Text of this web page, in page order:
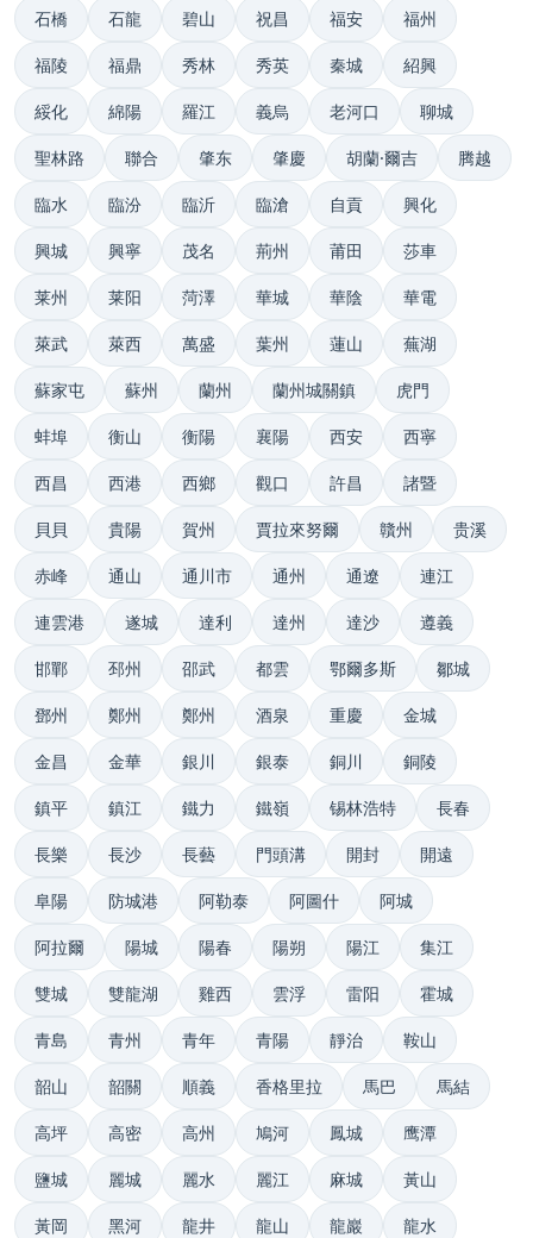
石橋 石龍 碧山 祝昌 福安 福州
福陵 福鼎 秀林 秀英 秦城 紹興
綏化 綿陽 羅江 義烏 老河口 聊城
聖林路 聯合 肇东 肇慶 胡蘭·爾吉 腾越
臨水 臨汾 臨沂 臨滄 自貢 興化
興城 興寧 茂名 荊州 莆田 莎車
莱州 莱阳 菏澤 華城 華陰 華電
萊武 萊西 萬盛 葉州 蓮山 蕪湖
蘇家屯 蘇州 蘭州 蘭州城關鎮 虎門
蚌埠 衡山 衡陽 襄陽 西安 西寧
西昌 西港 西鄉 觀口 許昌 諸暨
貝貝 貴陽 賀州 賈拉來努爾 贛州 贵溪
赤峰 通山 通川市 通州 通遼 連江
連雲港 遂城 達利 達州 達沙 遵義
邯鄲 邳州 邵武 都雲 鄂爾多斯 鄒城
鄧州 鄭州 鄭州 酒泉 重慶 金城
金昌 金華 銀川 銀泰 銅川 銅陵
鎮平 鎮江 鐵力 鐵嶺 锡林浩特 長春
長樂 長沙 長藝 門頭溝 開封 開遠
阜陽 防城港 阿勒泰 阿圖什 阿城
阿拉爾 陽城 陽春 陽朔 陽江 集江
雙城 雙龍湖 雞西 雲浮 雷阳 霍城
青島 青州 青年 青陽 靜治 鞍山
韶山 韶關 順義 香格里拉 馬巴 馬結
高坪 高密 高州 鳩河 鳳城 鹰潭
鹽城 麗城 麗水 麗江 麻城 黃山
黃岡 黑河 龍井 龍山 龍巖 龍水